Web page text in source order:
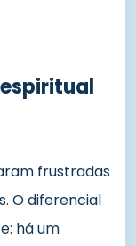
frustradas
O diferencial
há um